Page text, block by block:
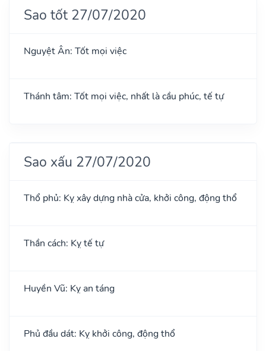
Sao tốt 27/07/2020
Nguyệt Ân: Tốt mọi việc
Thánh tâm: Tốt mọi việc, nhất là cầu phúc, tế tự
Sao xấu 27/07/2020
Thổ phủ: Kỵ xây dựng nhà cửa, khởi công, động thổ
Thần cách: Kỵ tế tự
Huyền Vũ: Kỵ an táng
Phủ đầu dát: Kỵ khởi công, động thổ